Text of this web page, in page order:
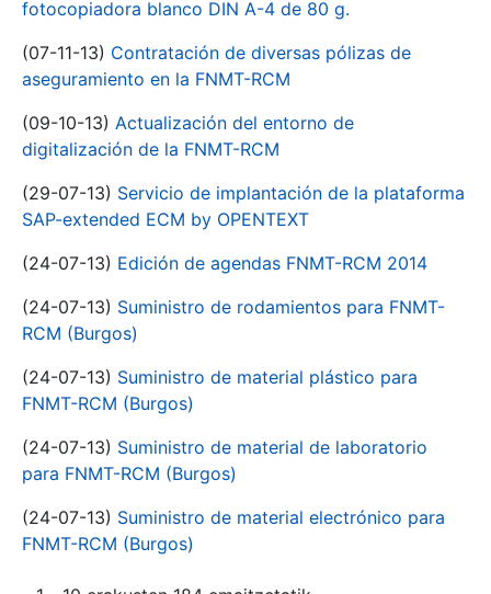
fotocopiadora blanco DIN A-4 de 80 g.
(07-11-13) Contratación de diversas pólizas de
aseguramiento en la FNMT-RCM
(09-10-13) Actualización del entorno de
digitalización de la FNMT-RCM
(29-07-13) Servicio de implantación de la plataforma
SAP-extended ECM by OPENTEXT
(24-07-13) Edición de agendas FNMT-RCM 2014
(24-07-13) Suministro de rodamientos para FNMT-
RCM (Burgos)
(24-07-13) Suministro de material plástico para
FNMT-RCM (Burgos)
(24-07-13) Suministro de material de laboratorio
para FNMT-RCM (Burgos)
(24-07-13) Suministro de material electrónico para
FNMT-RCM (Burgos)